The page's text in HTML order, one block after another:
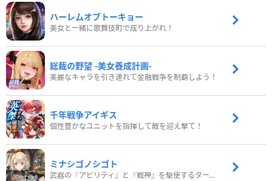
ハーレムオブトーキョー
美女と一緒に歌舞伎町で成り上がれ！
総裁の野望 -美女養成計画-
美麗なキャラを引き連れて金融戦争を制覇しよう！
千年戦争アイギス
個性豊かなユニットを指揮して敵を迎え撃て！
ミナシゴノシゴト
武器の『アビリティ』と『戦神』を駆使するターン制コマンドバトルRPG！